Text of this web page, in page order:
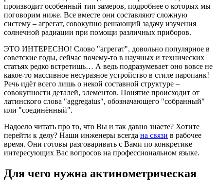
производит особенный тип замеров, подробнее о которых мы
поговорим ниже. Все вместе они составляют сложную
систему – агрегат, совокупно решающий задачу изучения
солнечной радиации при помощи различных приборов.
ЭТО ИНТЕРЕСНО! Слово "агрегат", довольно популярное в
советские годы, сейчас почему-то в научных и технических
статьях редко встретишь… А ведь подразумевает оно вовсе не
какое-то массивное несуразное устройство в стиле паропанк!
Речь идёт всего лишь о некой составной структуре –
совокупности деталей, элементов. Понятие происходит от
латинского слова "aggregatus", обозначающего "собранный"
или "соединённый".
Надоело читать про то, что Вы и так давно знаете? Хотите
перейти к делу? Наши инженеры всегда на связи в рабочее
время. Они готовы разговаривать с Вами по конкретике
интересующих Вас вопросов на профессиональном языке.
Для чего нужна актинометрическая